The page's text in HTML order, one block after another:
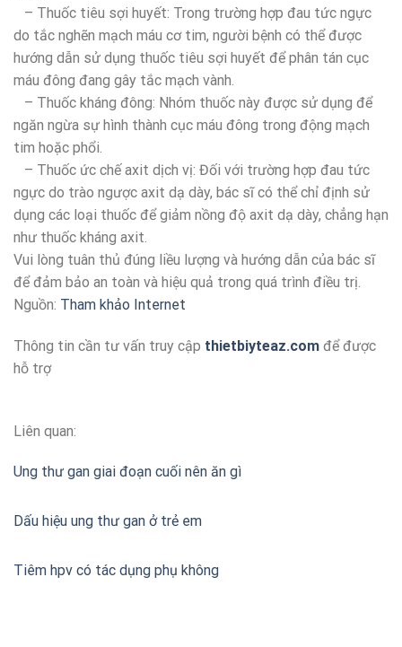
– Thuốc tiêu sợi huyết: Trong trường hợp đau tức ngực
do tắc nghẽn mạch máu cơ tim, người bệnh có thể được
hướng dẫn sử dụng thuốc tiêu sợi huyết để phân tán cục
máu đông đang gây tắc mạch vành.
– Thuốc kháng đông: Nhóm thuốc này được sử dụng để
ngăn ngừa sự hình thành cục máu đông trong động mạch
tim hoặc phổi.
– Thuốc ức chế axit dịch vị: Đối với trường hợp đau tức
ngực do trào ngược axit dạ dày, bác sĩ có thể chỉ định sử
dụng các loại thuốc để giảm nồng độ axit dạ dày, chẳng hạn
như thuốc kháng axit.
Vui lòng tuân thủ đúng liều lượng và hướng dẫn của bác sĩ
để đảm bảo an toàn và hiệu quả trong quá trình điều trị.
Nguồn: Tham khảo Internet
Thông tin cần tư vấn truy cập thietbiyteaz.com để được
hỗ trợ
Liên quan:
Ung thư gan giai đoạn cuối nên ăn gì
Dấu hiệu ung thư gan ở trẻ em
Tiêm hpv có tác dụng phụ không